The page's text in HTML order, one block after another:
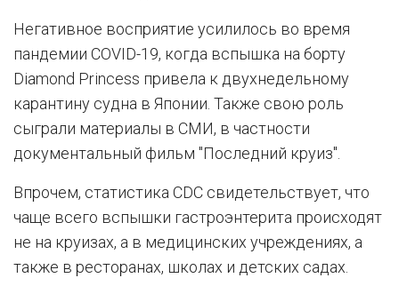
Негативное восприятие усилилось во время
пандемии COVID-19, когда вспышка на борту
Diamond Princess привела к двухнедельному
карантину судна в Японии. Также свою роль
сыграли материалы в СМИ, в частности
документальный фильм "Последний круиз".
Впрочем, статистика CDC свидетельствует, что
чаще всего вспышки гастроэнтерита происходят
не на круизах, а в медицинских учреждениях, а
также в ресторанах, школах и детских садах.